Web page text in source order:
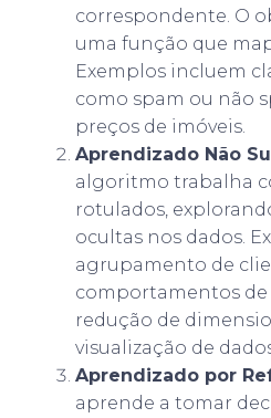
correspondente. O
uma função que
Exemplos incluem
como spam ou não
preços de imóveis.
Aprendizado Não
algoritmo trabalha
rotulados,
ocultas nos dados.
agrupamento de
comportamentos de
redução de
visualização de
Aprendizado por
aprende a tomar